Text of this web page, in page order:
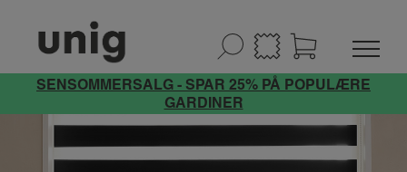
SENSOMMERSALG - SPAR 25% PÅ POPULÆRE
GARDINER